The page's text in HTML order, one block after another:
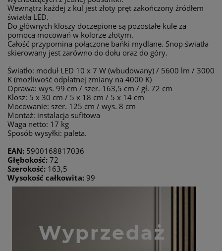
Wewnątrz każdej z kul jest złoty pręt zakończony źródłem
światła LED.
Do głównych kloszy doczepione są pozostałe kule za
pomocą mocowań w kolorze złotym.
Całość przypomina połączone bańki mydlane. Snop światła
skierowany jest zarówno do dołu oraz do góry.
Światło: moduł LED 10 x 7 W (wbudowany) / 5600 lm / 3000
K (możliwość odpłatnej zmiany na 4000 K)
Oprawa: wys. 99 cm / szer. 163,5 cm / gł. 72 cm
Klosz: 5 x 30 cm / 5 x 18 cm / 5 x 14 cm
Mocowanie: szer. 125 cm / wys. 8 cm
Montaż: instalacja sufitowa
Waga netto: 17 kg
Sposób wysyłki: paleta.
EAN: 5900168817036
Głębokość: 72
Szerokość: 163,5
Wysokość całkowita: 99